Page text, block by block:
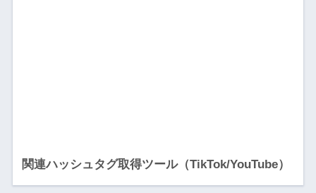
関連ハッシュタグ取得ツール（TikTok/YouTube）